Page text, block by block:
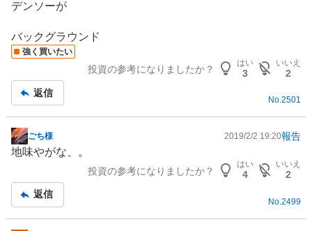
記
デンソーが
バックグラウンド
強く買いたい
投資の参考になりましたか？
はい
3
いいえ
2
返信
No.2501
掲
示
事
ごち様 2019/2/2 19:20報告
地味やがな、。
投資の参考になりましたか？
はい
4
いいえ
2
返信
No. 2499